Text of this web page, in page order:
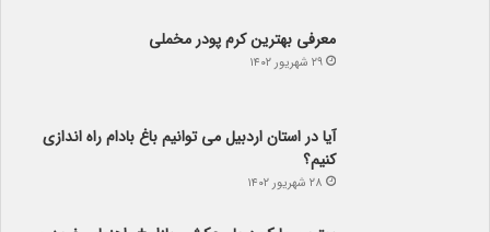
معرفی بهترین کرم پودر مخملی
۲۹ شهریور ۱۴۰۲
آیا در استان اردبیل می توانیم باغ بادام راه اندازی
کنیم؟
۲۸ شهریور ۱۴۰۲